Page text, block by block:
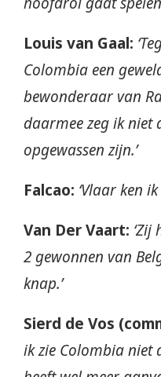
Louis van Gaal:
Colombia een
bewonderaar van
daarmee zeg ik niet
opgewassen zijn.’
Falcao: ‘Vlaar ken ik
Van Der Vaart:
2 gewonnen van
knap.’
Sierd de Vos
ik zie Colombia niet